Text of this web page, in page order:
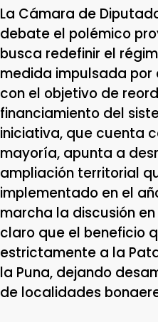
La Cámara de
debate el polémico
busca redefinir el
medida impulsada por
con el objetivo de
financiamiento del
iniciativa, que cuenta
mayoría, apunta a
ampliación territorial
implementado en el
marcha la discusión
claro que el beneficio
estrictamente a la
la Puna, dejando
de localidades